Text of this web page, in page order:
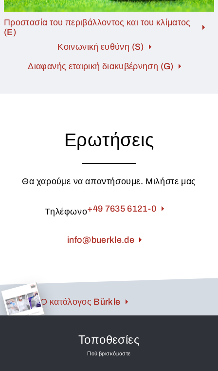
Προστασία του περιβάλλοντος και του κλίματος
(E)
Κοινωνική ευθύνη (S)
Διαφανής εταιρική διακυβέρνηση (G)
Ερωτήσεις
Θα χαρούμε να απαντήσουμε. Μιλήστε μας
Τηλέφωνο+49 7635 6121-0
info@buerkle.de
Ο κατάλογος Bürkle
Τοποθεσίες
Πού βρισκόμαστε